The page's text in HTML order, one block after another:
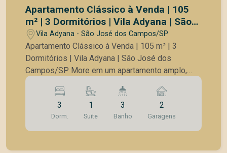
Apartamento Clássico à Venda | 105
m² | 3 Dormitórios | Vila Adyana | São
José dos Campos/SP
Vila Adyana - São José dos Campos/SP
Apartamento Clássico à Venda | 105 m² | 3
Dormitórios | Vila Adyana | São José dos
Campos/SP More em um apartamento amplo,
elegante e muito bem localizado, no coração da
Vila Adyana, um dos bairros mais tradicionais,
nobres e valorizados de São José dos Campos.
Com 105 m² de área privativa, este imóvel
oferece ambientes generosos, excelente
3
Dorm.
1
Suite
3
Banho
2
Garagens